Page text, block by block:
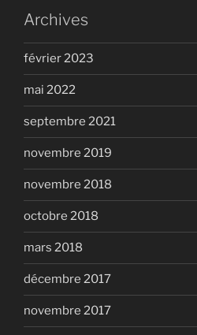
Archives
février 2023
mai 2022
septembre 2021
novembre 2019
novembre 2018
octobre 2018
mars 2018
décembre 2017
novembre 2017